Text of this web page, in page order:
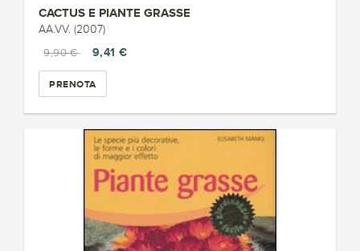
CACTUS E PIANTE GRASSE
AA.VV. (2007)
9,90 €
9,41 €
PRENOTA